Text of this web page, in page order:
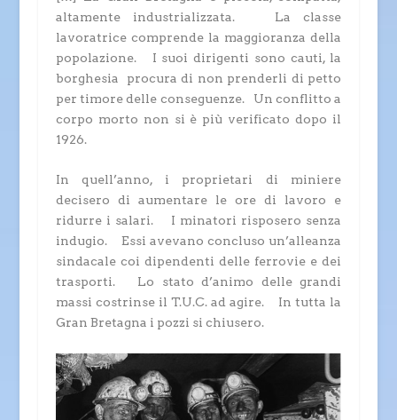
altamente industrializzata. La classe
lavoratrice comprende la maggioranza della
popolazione. I suoi dirigenti sono cauti, la
borghesia procura di non prenderli di petto
per timore delle conseguenze. Un conflitto a
corpo morto non si è più verificato dopo il
1926.
In quell’anno, i proprietari di miniere
decisero di aumentare le ore di lavoro e
ridurre i salari. I minatori risposero senza
indugio. Essi avevano concluso un’alleanza
sindacale coi dipendenti delle ferrovie e dei
trasporti. Lo stato d’animo delle grandi
massi costrinse il T.U.C. ad agire. In tutta la
Gran Bretagna i pozzi si chiusero.